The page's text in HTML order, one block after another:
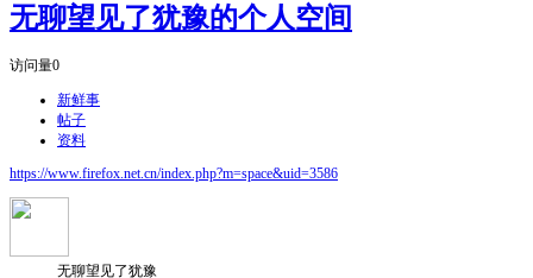
无聊望见了犹豫的个人空间
访问量0
新鲜事
帖子
资料
https://www.firefox.net.cn/index.php?m=space&uid=3586
无聊望见了犹豫